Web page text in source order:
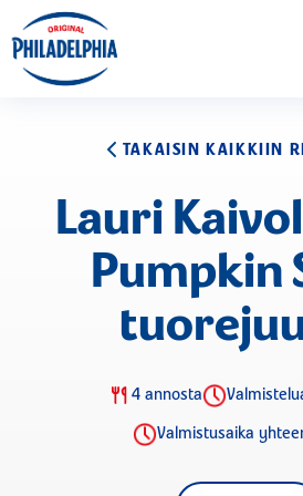
TAKAISIN KAIKKIIN
Lauri
Pumpkin
4 annosta
Valmistusaika